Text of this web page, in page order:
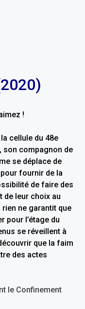
!
cellule du 48e
son compagnon de
se déplace de
fournir de la
de faire des
de leur choix au
rien ne garantit que
pour l’étage du
se réveillent à
que la faim
des actes